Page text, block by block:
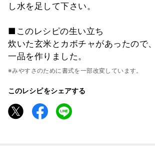
し水を足して下さい。
■このレシピの生い立ち
炊いた玄米とカボチャがあったので
一品を作りました。
※みやすさのために書式を一部改変しています。
このレシピをシェアする